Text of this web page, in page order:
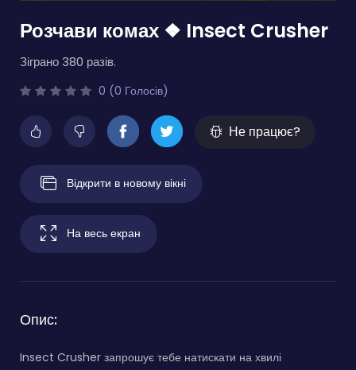
Розчави комах ❖ Insect Crusher
Зіграно 380 разів.
0 (0 Голосів)
Не працює?
Відкрити в новому вікні
На весь екран
Опис:
Insect Crusher запрошує тебе натискати на хвилі